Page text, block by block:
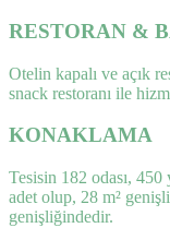
RESTORAN &
Otelin kapalı ve açık
snack restoranı ile
KONAKLAMA
Tesisin 182 odası, 450
adet olup, 28 m²
genişliğindedir.